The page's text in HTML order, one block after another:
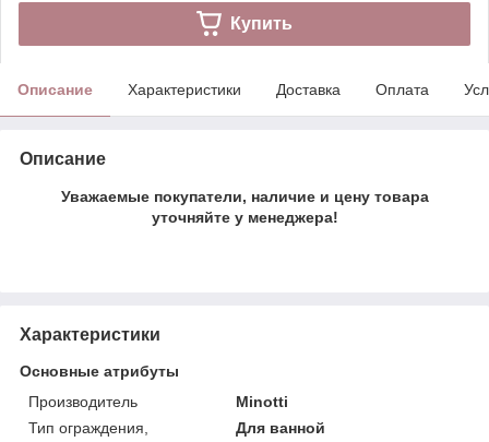
Купить
Описание Характеристики Доставка Оплата
Описание
Уважаемые покупатели, наличие и цену товара
уточняйте у менеджера!
Характеристики
Основные атрибуты
Производитель
Minotti
Тип ограждения,
Для ванной